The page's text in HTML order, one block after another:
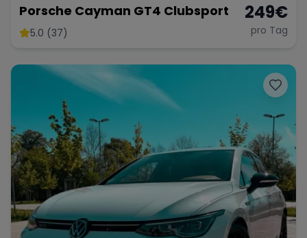
Porsche Cayman GT4 Clubsport
5.0 (37)
249€
pro Tag